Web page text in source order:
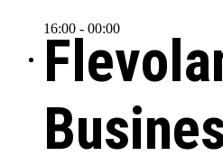
16:00 - 00:00